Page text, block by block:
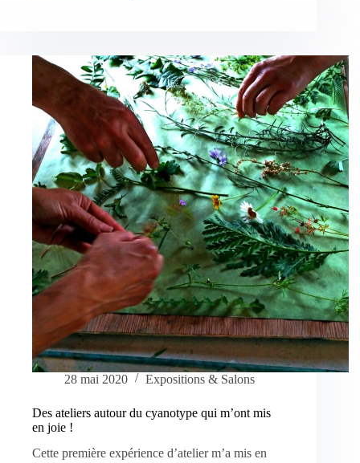
de
cyanotype
et
visite
du
jardin.
28 mai 2020 Expositions & Salons
Des ateliers autour du cyanotype qui m’ont mis
en joie !
Cette première expérience d’atelier m’a mis en